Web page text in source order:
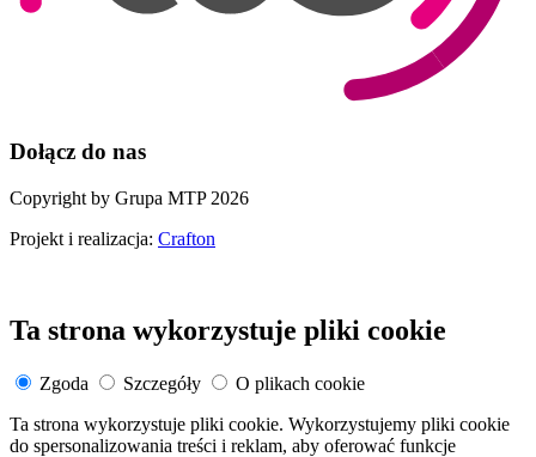
Dołącz do nas
Copyright by Grupa MTP 2026
Projekt i realizacja: Crafton
Ta strona wykorzystuje pliki cookie
Zgoda Szczegóły
O plikach cookie
Ta strona wykorzystuje pliki cookie. Wykorzystujemy pliki cookie
do spersonalizowania treści i reklam, aby oferować funkcje